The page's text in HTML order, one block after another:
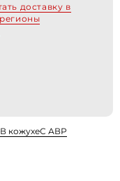
доставку в
В кожухеС АВР